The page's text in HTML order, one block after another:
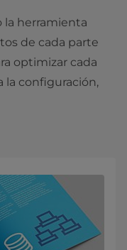
la herramienta
de cada parte
optimizar cada
la configuración,